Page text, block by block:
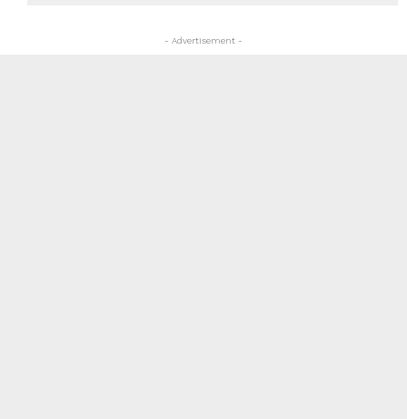
- Advertisement -